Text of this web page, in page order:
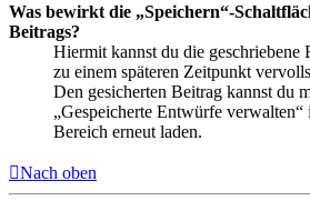
Was bewirkt die „Speichern“-
Beitrags?
Hiermit kannst du die geschriebene
zu einem späteren Zeitpunkt
Den gesicherten Beitrag kannst du
„Gespeicherte Entwürfe verwalten“
Bereich erneut laden.
Nach oben